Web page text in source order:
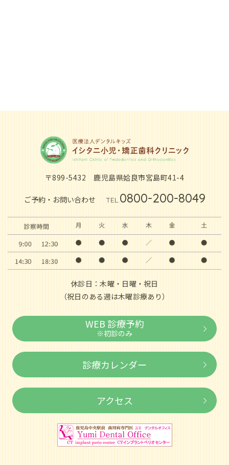
〒899-5432 鹿児島県姶良市宮島町41-4
ご予約・お問い合わせ TEL. 0800-200-8049
休診日：木曜・日曜・祝日
（祝日のある週は木曜診療あり）
WEB 診療予約
※初診のみ
診療カレンダー
アクセス